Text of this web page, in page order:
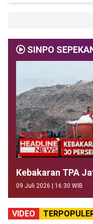
SINPO
Kebakaran TPA
09 Juli 2026 | 16:30 WIB
VIDEO